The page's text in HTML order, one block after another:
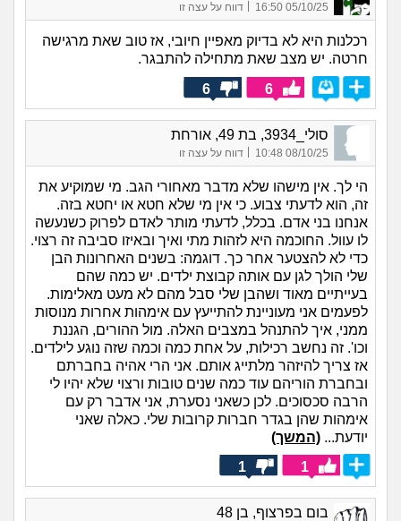
05/10/25 16:50 דווח על עצה זו
רכלנות היא לא בדיוק מאפיין חיובי, אז טוב שאת מרגישה
חרטה. יש מצב שאת מתחילה להתבגר.
6
6
סולי_3934, בת 49, אורחת
08/10/25 10:48
| דווח על עצה זו
הי לך. אין מישהו שלא מדבר מאחורי הגב. מי שמוקיע את
זה, הוא לדעתי צבוע. כי אין מי שלא חטא או יחטא בזה.
אנחנו בני אדם. בכלל, לדעתי מותר לאדם לפרוק כשנעשה
לו עוול. החוכמה היא לזהות מתי ואיך ובאיזו סביבה זה רצוי.
כדי לא להצטער אחר כך. דוגמה: בשנים האחרונות הבן
שלי הולך לגן עם אותה קבוצת ילדים. יש כמה שהם
בעייתיים מאוד ושהבן שלי סבל מהם לא מעט מאלימות.
לפעמים אני מעוניינת להתייעץ עם אימהות אחרות מנוסות
ממני, איך להתנהל במצבים האלה. מול ההורים, הגננת
וכו'. זה נחשב רכילות, על אחת כמה וכמה שזה נוגע לילדים.
אז צריך להיזהר מלתייג אותם. אני הרי אהיה בחברתם
ובחברת הוריהם עוד כמה שנים טובות ורצוי שלא יהיו לי
הרבה סכסוכים. לכן כשאני נסערת, אני אדבר רק עם
אימהות שהן בגדר חברות קרובות שלי. כאלה שאני
יודעת... (המשך)
1
1
בום בפרצוף, בן 48